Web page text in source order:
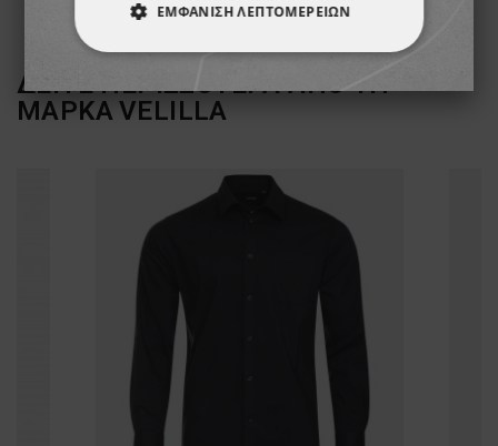
ΔΕΙΤΕ ΠΕΡΙΣΣΟΤΕΡΑ ΑΠΟ ΤΗ
ΜΑΡΚΑVELILLA
ΕΜΦΆΝΙΣΗ ΛΕΠΤΟΜΕΡΕΙΏΝ
ΑΠΟΛΎΤΩΣ ΑΠΑΡΑΊΤΗΤΑ
ΑΠΌΔΟΣΗΣ
ΜΗ ΤΑΞΙΝΟΜΗΜΈΝΑ